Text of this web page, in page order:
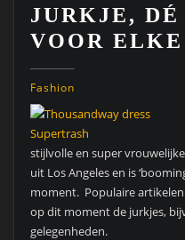
JURKJE, DÉ
VOOR
Fashion
stijlvolle en super
uit Los Angeles en is
moment. Populaire
op dit moment de jurkjes,
gelegenheden.